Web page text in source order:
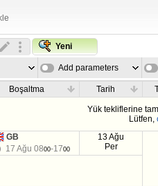
Yeni
Add parameters
Boşaltma Tarih
Yük tekliflerine
Lütfen,
GB
17 Ağu 0800-1700
13 Ağu
Per